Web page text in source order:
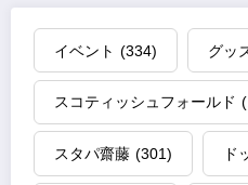
イベント (334) グッ
スコティッシュフォールド
スタパ齋藤 (301) ド